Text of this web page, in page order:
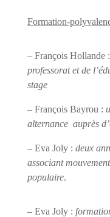
Formation-
– François Hollande :
professorat et de
stage
– François Bayrou :
alternance auprès
– Eva Joly : deux
associant
populaire.
– Eva Joly :